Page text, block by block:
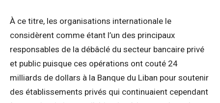
À ce titre, les organisations internationale le
considèrent comme étant l’un des principaux
responsables de la débâclé du secteur bancaire privé
et public puisque ces opérations ont couté 24
milliards de dollars à la Banque du Liban pour soutenir
des établissements privés qui continuaient cependant